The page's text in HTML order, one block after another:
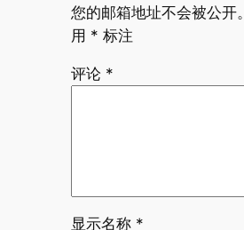
您的邮箱地址不会被公开。
用 * 标注
评论 *
显示名称 *